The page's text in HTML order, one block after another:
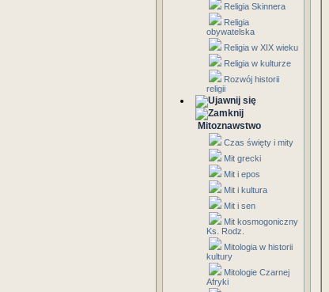
Religia Skinnera
Religia
obywatelska
Religia w XIX wieku
Religia w kulturze
Rozwój historii
religii
Mitoznawstwo
Czas święty i mity
Mit grecki
Mit i epos
Mit i kultura
Mit i sen
Mit kosmogoniczny
Ks. Rodz.
Mitologia w historii
kultury
Mitologie Czarnej
Afryki